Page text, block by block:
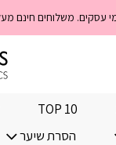
TOP 10
הסרת שיער